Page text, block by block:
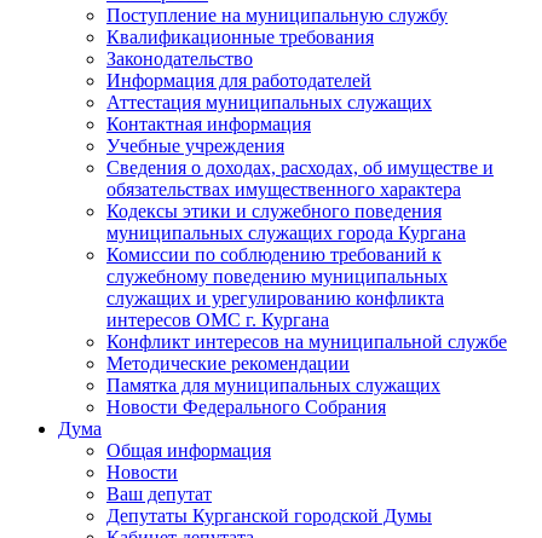
Поступление на муниципальную службу
Квалификационные требования
Законодательство
Информация для работодателей
Аттестация муниципальных служащих
Контактная информация
Учебные учреждения
Сведения о доходах, расходах, об имуществе и
обязательствах имущественного характера
Кодексы этики и служебного поведения
муниципальных служащих города Кургана
Комиссии по соблюдению требований к
служебному поведению муниципальных
служащих и урегулированию конфликта
интересов ОМС г. Кургана
Конфликт интересов на муниципальной службе
Методические рекомендации
Памятка для муниципальных служащих
Новости Федерального Cобрания
Дума
Общая информация
Новости
Ваш депутат
Депутаты Курганской городской Думы